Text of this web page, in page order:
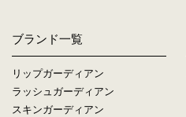
ブランド一覧
リップガーディアン
ラッシュガーディアン
スキンガーディアン